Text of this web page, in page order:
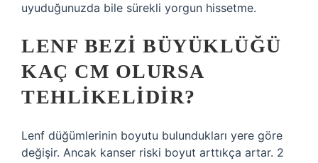
uyuduğunuzda bile sürekli yorgun hissetme.
LENF BEZI BÜYÜKLÜĞÜ
KAÇ CM OLURSA
TEHLIKELIDIR?
Lenf düğümlerinin boyutu bulundukları yere göre
değişir. Ancak kanser riski boyut arttıkça artar. 2